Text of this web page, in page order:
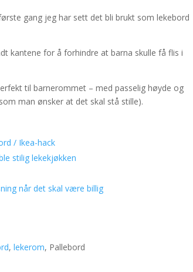
gang jeg har sett det bli brukt som lekebord
kantene for å forhindre at barna skulle få flis i
til barnerommet – med passelig høyde og
man ønsker at det skal stå stille).
/ Ikea-hack
stilig lekekjøkken
når det skal være billig
,lekerom, Pallebord